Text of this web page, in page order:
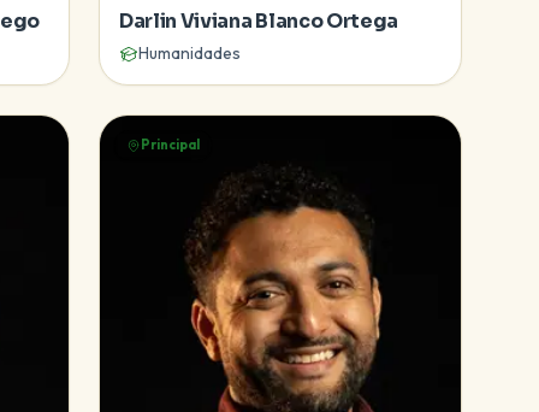
Darlin Viviana Blanco Ortega
Humanidades
Principal